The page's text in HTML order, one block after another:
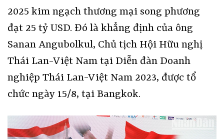
2025 kim ngạch thương mại song phương
đạt 25 tỷ USD. Đó là khẳng định của ông
Sanan Angubolkul, Chủ tịch Hội Hữu nghị
Thái Lan-Việt Nam tại Diễn đàn Doanh
nghiệp Thái Lan-Việt Nam 2023, được tổ
chức ngày 15/8, tại Bangkok.